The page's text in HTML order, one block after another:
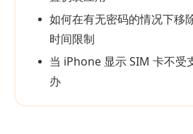
如何在有无密码的情况下移
时间限制
当 iPhone 显示 SIM 卡不受
办